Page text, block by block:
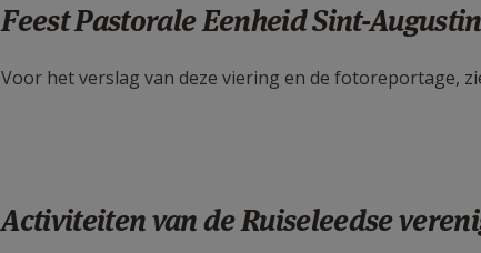
Feest Pastorale Eenheid Sint-
Voor het verslag van deze viering en de fotoreportage,
Activiteiten van de Ruiseleedse